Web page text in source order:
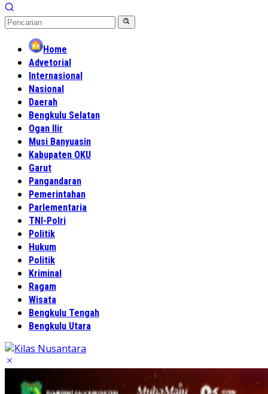
Home
Advetorial
Internasional
Nasional
Daerah
Bengkulu Selatan
Ogan Ilir
Musi Banyuasin
Kabupaten OKU
Garut
Pangandaran
Pemerintahan
Parlementaria
TNI-Polri
Politik
Hukum
Politik
Kriminal
Ragam
Wisata
Bengkulu Tengah
Bengkulu Utara